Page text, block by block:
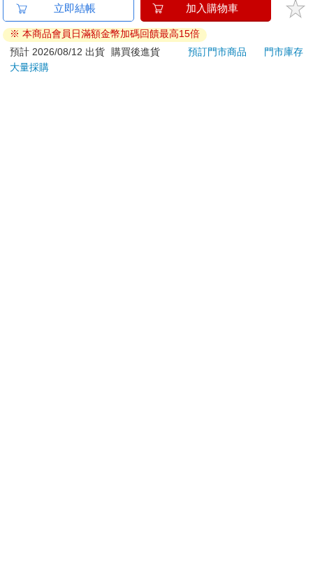
金石堂及銀行均不會請您操作ATM! 如接獲電話要求您前往
ATM提款機，請不要聽從指示，以免受騙上當！
退換貨須知：
**提醒您，鑑賞期不等於試用期，退回商品須為全新狀態**
立即結帳 加入購物車
※ 本商品會員日滿額金幣加碼回饋最高15倍
預計 2026/08/12 出貨
購買後進貨 預訂門市商品
門市庫存
大量採購